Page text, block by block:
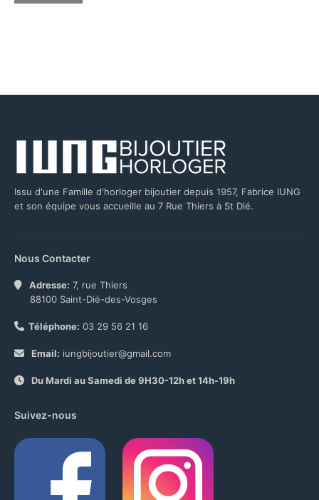
Issu d'une Famille d'horloger bijoutier depuis 1957, Fabrice IUNG
et son équipe vous accueille au 7 Rue Thiers à St Dié.
Nous Contacter
Adresse: 7, rue Thiers
88100 Saint-Dié-des-Vosges
Téléphone: 03 29 56 21 16
Email: iungbijoutier@gmail.com
Du Mardi au Samedi de 9H30-12h et 14h-19h
Suivez-nous